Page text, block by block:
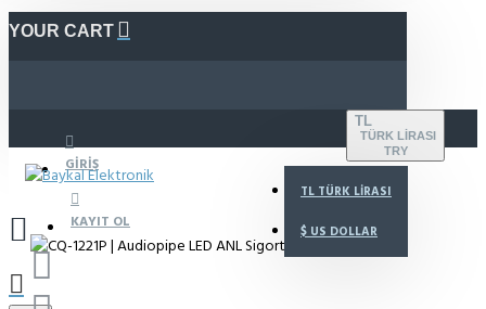
YOUR CART
GIRIŞ
KAYIT OL
TL
TÜRK LIRASI
TRY
TL TÜRK LIRASI
$ US DOLLAR